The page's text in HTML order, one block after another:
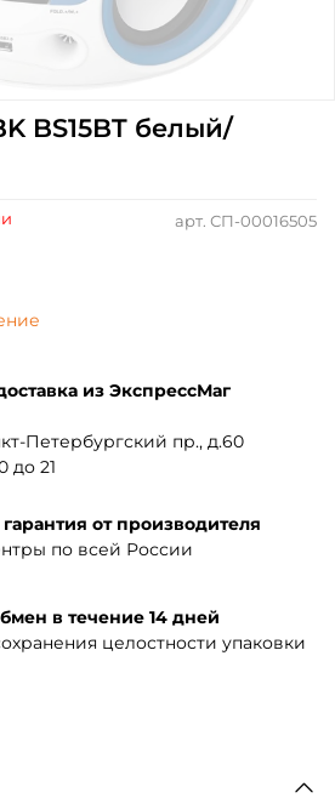
арт. СП-00016505
BS15BT белый/
из ЭкспрессМаг
Петербургский пр., д.60
до 21
от производителя
по всей России
в течение 14 дней
целостности упаковки